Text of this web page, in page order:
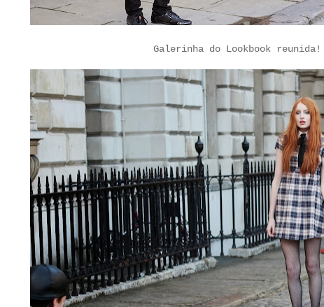
Galerinha do Lookbook reunida!